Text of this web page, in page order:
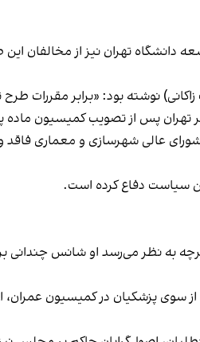
دانشگاه تهران نیز از مخالفان
نوشته بود: «برابر مقررات طرح
پس از تصویب کمیسیون ماده
عالی شهرسازی و معماری فاقد
سیاست دفاع کرده است.
به نظر می‌رسد او شانس چندانی
گفت در جلسه با تنها زن پیشنهاد شده از سوی پزشکیان در